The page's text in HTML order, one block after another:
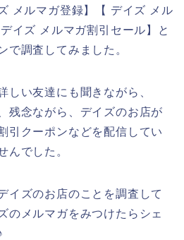
メルマガ登録】【 デイズ メル
イズ メルマガ割引セール】と
で調査してみました。
しい友達にも聞きながら、
残念ながら、デイズのお店が
引クーポンなどを配信してい
んでした。
イズのお店のことを調査して
のメルマガをみつけたらシェ